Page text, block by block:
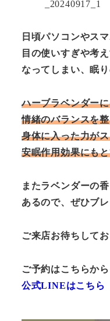
日頃パソコンやス
目の使いすぎや考
なってしまい、眠
ハーブラベンダー
情緒のバランスを
身体に入った力が
安眠作用効果にも
またラベンダーの
あるので、ぜひブ
ご来店お待ちしてお
ご予約はこちらか
公式LINEはこちら